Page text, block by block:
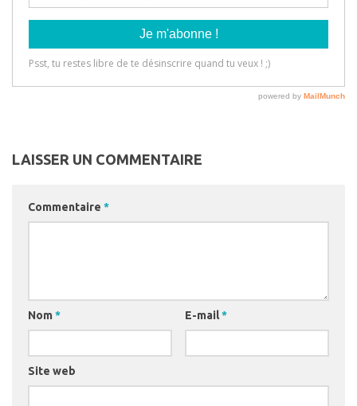
LAISSER UN COMMENTAIRE
Commentaire *
Nom * E-mail*
Site web